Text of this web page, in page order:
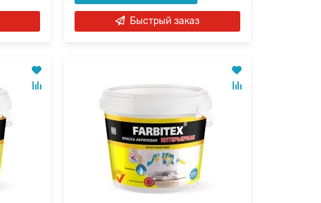
Быстрый заказ